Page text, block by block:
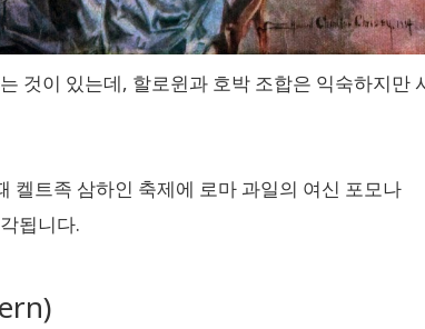
것이 있는데, 할로윈과 호박 조합은 익숙하지만
켈트족 삼하인 축제에 로마 과일의 여신 포모나
됩니다.